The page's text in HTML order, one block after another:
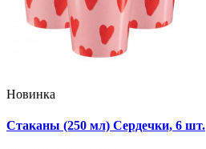
Новинка
Стаканы (250 мл) Сердечки, 6 шт.